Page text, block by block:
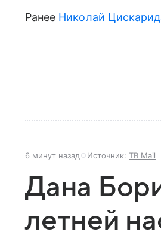
Ранее Николай
6 минут назад Источник: ТВ Mail
Дана
летней